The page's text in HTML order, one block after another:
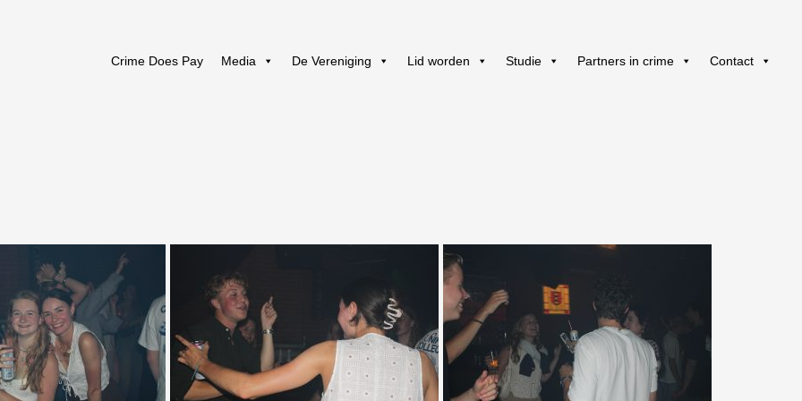
Crime Does Pay Media De Vereniging Lid worden Studie Partners in crime Contact